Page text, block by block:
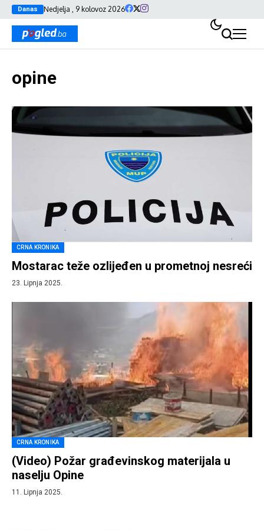
Danas Nedjelja , 9 kolovoz 2026
opine
CRNA KRONIKA
Mostarac teže ozlijeđen u prometnoj nesreći
23. Lipnja 2025.
CRNA KRONIKA
(Video) Požar građevinskog materijala u
naselju Opine
11. Lipnja 2025.